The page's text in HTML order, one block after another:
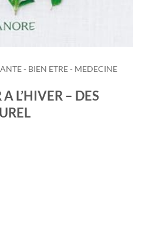
- BIEN ETRE - MEDECINE
L’HIVER – DES